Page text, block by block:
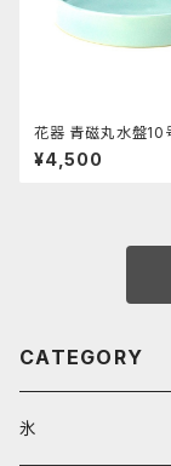
花器 青磁丸水盤10
盤 花瓶 フラワーベー
¥4,500
CATEGORY
氷